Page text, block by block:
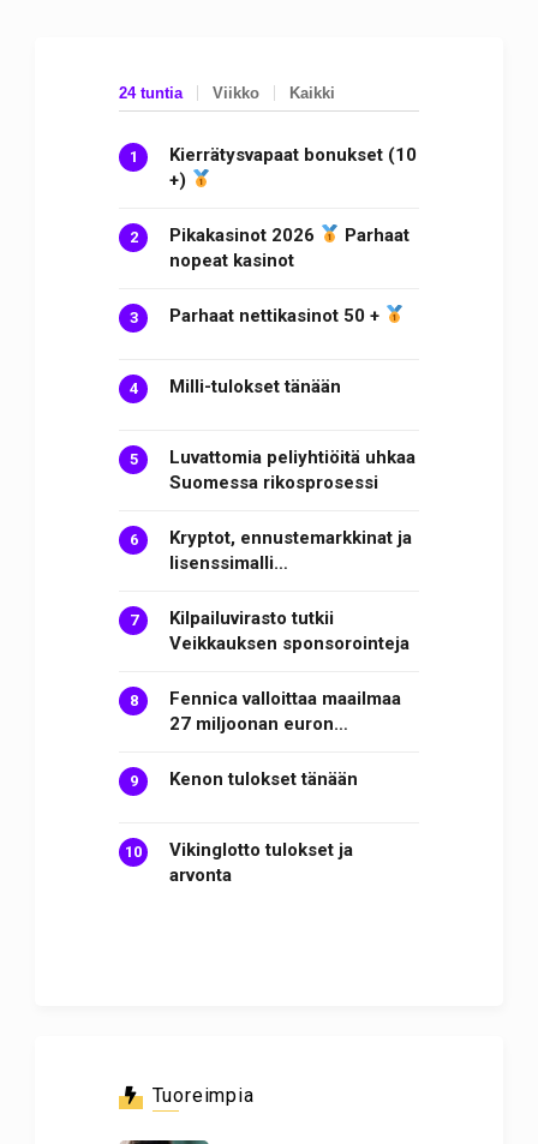
24 tuntia Viikko Kaikki
Kierrätysvapaat bonukset (10
+)
Pikakasinot 2026
Parhaat
nopeat kasinot
Parhaat nettikasinot 50 +
Milli-tulokset tänään
Luvattomia peliyhtiöitä uhkaa
Suomessa rikosprosessi
Kryptot, ennustemarkkinat ja
lisenssimalli…
Kilpailuvirasto tutkii
Veikkauksen sponsorointeja
Fennica valloittaa maailmaa
27 miljoonan euron…
Kenon tulokset tänään
Vikinglotto tulokset ja
arvonta
Tuoreimpia